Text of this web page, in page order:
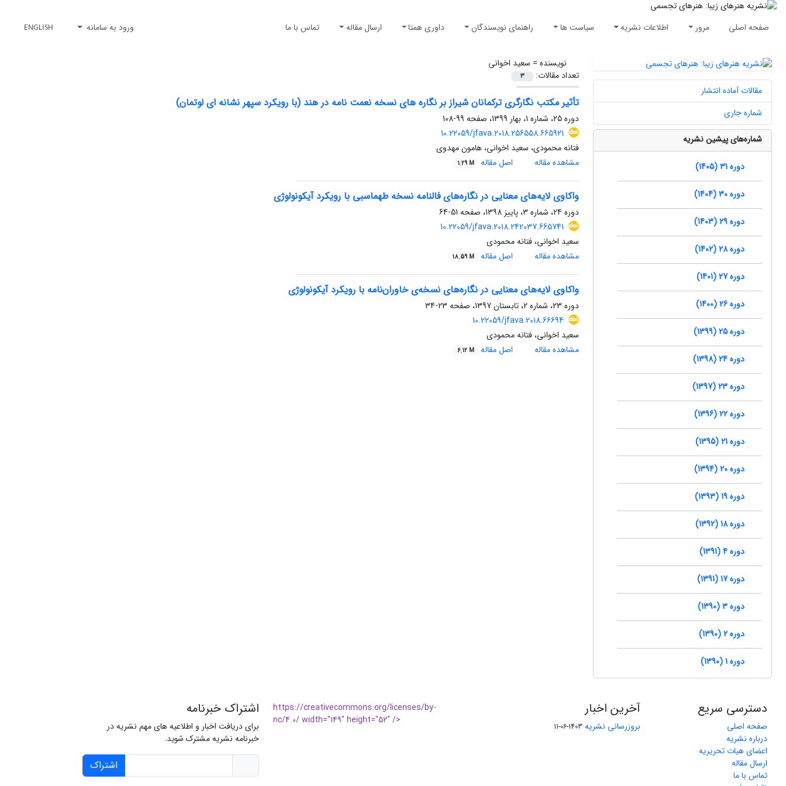
صفحه اصلی مرور اطلاعات نشریه سیاست ها راهنمای نویسندگان داوری همتا ارسال مقاله تماس با ما ورود به سامانه ENGLISH
نویسنده = سعید اخوانی
تعداد مقالات:
3
تأثیر مکتب نگارگری ترکمانان شیراز بر نگاره های نسخه نعمت نامه در هند (با رویکرد سپهر نشانه ای لوتمان)
دوره 25، شماره 1، بهار 1399، صفحه
99-108
10.22059/jfava.2018.256558.665921
فتانه محمودی، سعید اخوانی، هامون مهدوی
مشاهده مقاله
اصل مقاله 1.29 M
واکاوی لایه‌های معنایی در نگاره‌های فالنامه نسخه طهماسبی با رویکرد آیکونولوژی
دوره 24، شماره 3، پاییز 1398، صفحه
51-64
10.22059/jfava.2018.242037.665741
سعید اخوانی، فتانه محمودی
مشاهده مقاله
اصل مقاله 18.59 M
واکاوی لایه‌های معنایی در نگاره‌های نسخه‌ی خاوران‌نامه با رویکرد آیکونولوژی
دوره 23، شماره 2، تابستان 1397، صفحه
23-34
10.22059/jfava.2018.66694
سعید اخوانی، فتانه محمودی
مشاهده مقاله
اصل مقاله 6.12 M
مقالات آماده انتشار
شماره جاری
شماره‌های پیشین نشریه
دوره 31 (1405)
دوره 30 (1404)
دوره 29 (1403)
دوره 28 (1402)
دوره 27 (1401)
دوره 26 (1400)
دوره 25 (1399)
دوره 24 (1398)
دوره 23 (1397)
دوره 22 (1396)
دوره 21 (1395)
دوره 20 (1394)
دوره 19 (1393)
دوره 18 (1392)
دوره 4 (1391)
دوره 17 (1391)
دوره 3 (1390)
دوره 2 (1390)
دوره 1 (1390)
دسترسی سریع
صفحه اصلی
درباره نشریه
اعضای هیات تحریریه
ارسال مقاله
تماس با ما
آخرین اخبار
بروزرسانی نشریه 1403-06-11
https://creativecommons.org/licenses/by-
nc/4.0/ width="149" height="52" />
اشتراک خبرنامه
برای دریافت اخبار و اطلاعیه های مهم نشریه در
خبرنامه نشریه مشترک شوید.
اشتراک